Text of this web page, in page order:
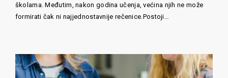
školama. Međutim, nakon godina učenja, većina njih ne može
formirati čak ni najjednostavnije rečenice.Postoji…